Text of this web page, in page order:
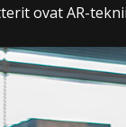
ovat AR-